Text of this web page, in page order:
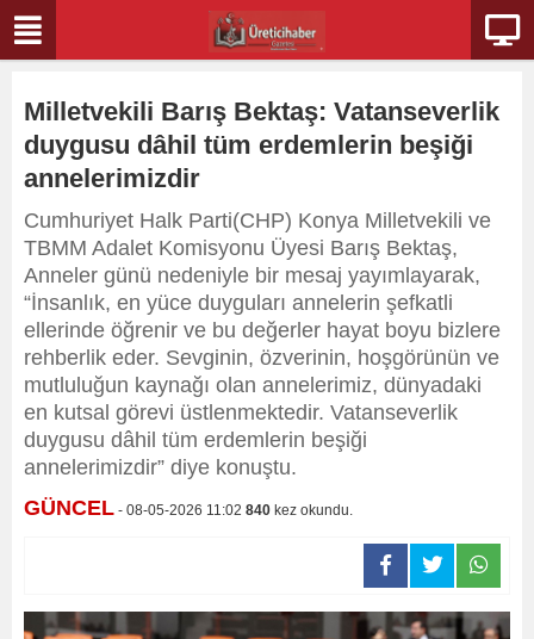
Milletvekili Barış Bektaş: Vatanseverlik
duygusu dâhil tüm erdemlerin beşiği
annelerimizdir
Cumhuriyet Halk Parti(CHP) Konya Milletvekili ve
TBMM Adalet Komisyonu Üyesi Barış Bektaş,
Anneler günü nedeniyle bir mesaj yayımlayarak,
“İnsanlık, en yüce duyguları annelerin şefkatli
ellerinde öğrenir ve bu değerler hayat boyu bizlere
rehberlik eder. Sevginin, özverinin, hoşgörünün ve
mutluluğun kaynağı olan annelerimiz, dünyadaki
en kutsal görevi üstlenmektedir. Vatanseverlik
duygusu dâhil tüm erdemlerin beşiği
annelerimizdir” diye konuştu.
GÜNCEL - 08-05-2026 11:02 840 kez okundu.